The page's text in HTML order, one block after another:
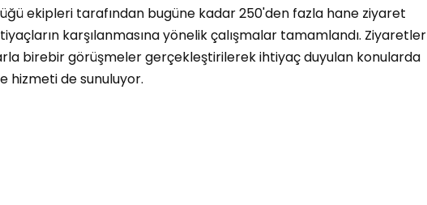
ekipleri tarafından bugüne kadar 250'den fazla hane ziyaret
karşılanmasına yönelik çalışmalar tamamlandı. Ziyaretler
birebir görüşmeler gerçekleştirilerek ihtiyaç duyulan konularda
hizmeti de sunuluyor.